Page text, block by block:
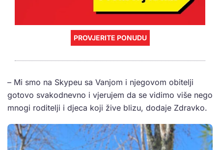
PROVJERITE PONUDU
– Mi smo na Skypeu sa Vanjom i njegovom obitelji
gotovo svakodnevno i vjerujem da se vidimo više nego
mnogi roditelji i djeca koji žive blizu, dodaje Zdravko.